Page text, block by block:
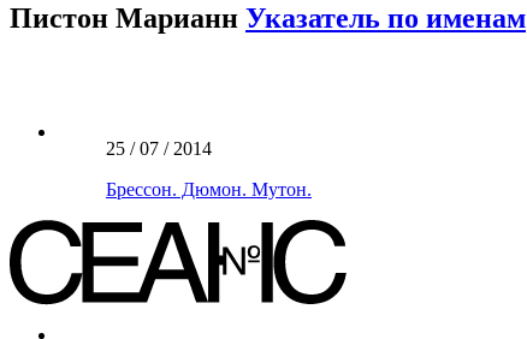
Пистон Марианн Указатель по именам
25 / 07 / 2014
Брессон. Дюмон. Мутон.